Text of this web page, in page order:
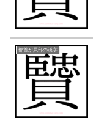
部首が貝部の漢字